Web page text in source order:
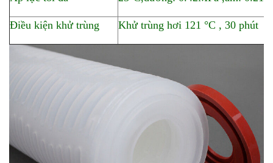
Điều kiện khử trùng Khử trùng hơi 121 °C , 30 phút